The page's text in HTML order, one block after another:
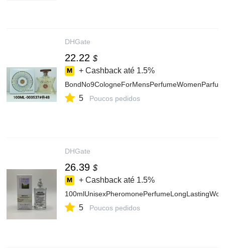
DHGate
22.22 $
+ Cashback até 1.5%
5 Poucos pedidos
DHGate
26.39 $
+ Cashback até 1.5%
5 Poucos pedidos